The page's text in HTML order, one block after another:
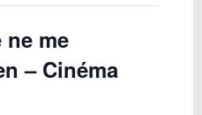
me
– Cinéma